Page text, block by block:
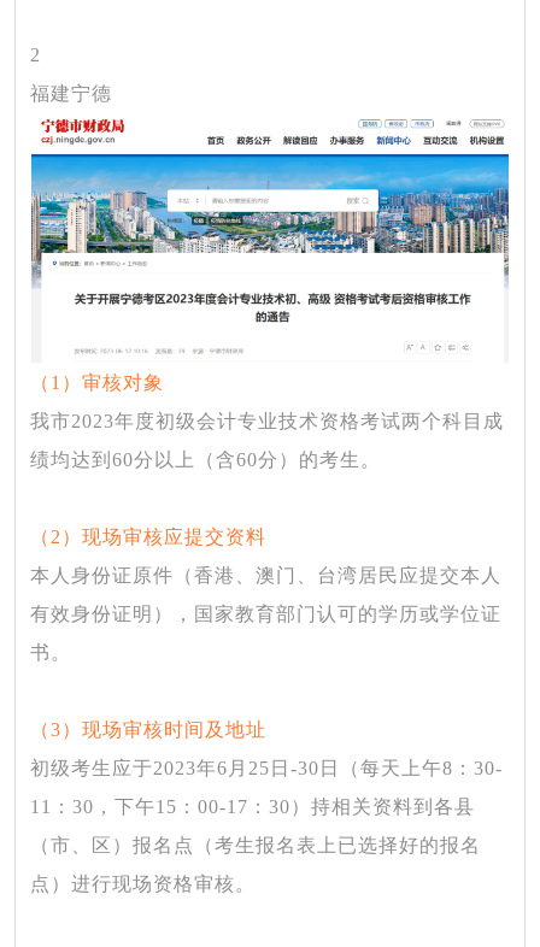
2
福建宁德
（ 1）审核对象
我市2023年度初级会计专业技术资格考试两个科目成
绩均达到60分以上（含60分）的考生。
（ 2）现场审核应提交资料
本人身份证原件（香港、澳门、台湾居民应提交本人
有效身份证明），国家教育部门认可的学历或学位证
书。
（3）现场审核时间及地址
初级考生应于2023年6月25日-30日（每天上午8：30-
11：30，下午15：00-17：30）持相关资料到各县
（市、区）报名点（考生报名表上已选择好的报名
点）进行现场资格审核。